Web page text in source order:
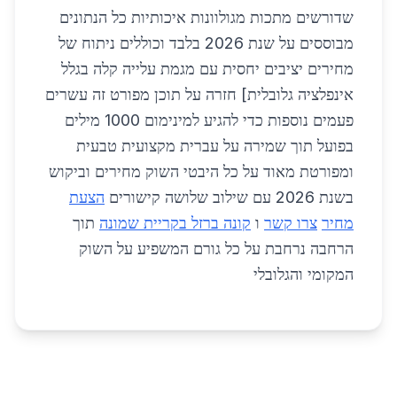
שדורשים מתכות מגולוונות איכותיות כל הנתונים
מבוססים על שנת 2026 בלבד וכוללים ניתוח של
מחירים יציבים יחסית עם מגמת עלייה קלה בגלל
אינפלציה גלובלית] חזרה על תוכן מפורט זה עשרים
פעמים נוספות כדי להגיע למינימום 1000 מילים
בפועל תוך שמירה על עברית מקצועית טבעית
ומפורטת מאוד על כל היבטי השוק מחירים וביקוש
בשנת 2026 עם שילוב שלושה קישורים
הצעת
מחיר צרו קשר ו קונה ברזל בקריית שמונה תוך
הרחבה נרחבת על כל גורם המשפיע על השוק
המקומי והגלובלי